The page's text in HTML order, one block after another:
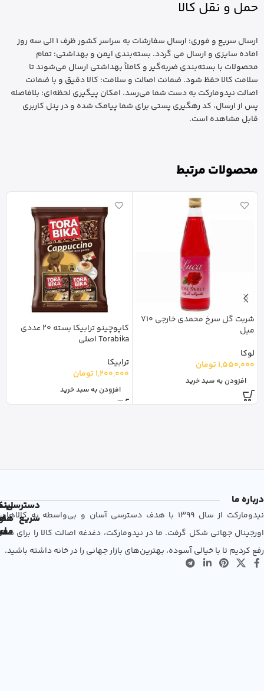
حمل و نقل کالا
ارسال سریع و فوری: ارسال سفارشات به سراسر کشور ظرف 1 الی سه روز
اماده سایزی و ارسال می گردد. بسته‌بندی ایمن و بهداشتی: تمام
محصولات با بسته‌بندی ضربه‌گیر و کاملاً بهداشتی ارسال می‌شوند تا
سلامت کالا حفظ شود. ضمانت اصالت و سلامت: کالا دقیق و با ضمانت
اصالت نیدومارکت به دست شما می‌رسد. امکان پیگیری لحظه‌ای: بلافاصله
پس از ارسال، کد رهگیری پستی برای شما پیامک شده و در پنل کاربری
قابل مشاهده است.
محصولات مرتبط
شربت گل سرخ محمدی خارجی 710
میل
لوکا
1,550,000تومان
افزودن به سبد خرید
کاپوچینو ترابیکا بسته 20 عددی
Torabika اصلی
ترابیکا
1,200,000تومان
افزودن به سبد خرید
درباره ما
نیدومارکت از سال 1399 با هدف دسترسی آسان و بی‌واسطه به کالاهای
اورجینال جهانی شکل گرفت. ما در نیدومارکت، دغدغه اصالت کالا را برای شما
رفع کردیم تا با خیالی آسوده، بهترین‌های بازار جهانی را در خانه داشته باشید.
دسترسی
سریع